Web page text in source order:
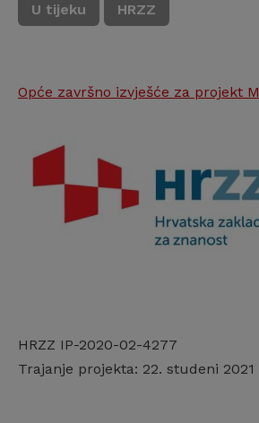
U tijeku HRZZ
Opće završno izvješće za projekt
HRZZ IP-2020-02-4277
Trajanje projekta: 22. studeni